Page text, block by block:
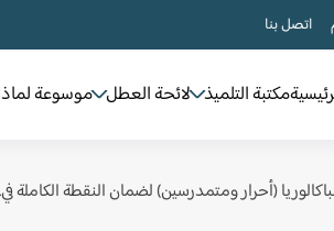
اتصل بنا
مكتبة التلميذ لائحة العطل موسوعة
(أحرار ومتمدرسين) لضمان النقطة الكاملة